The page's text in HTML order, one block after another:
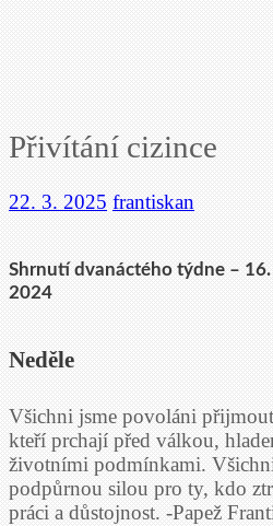
Přivítání cizince
22. 3. 2025 frantiskan
Shrnutí dvanáctého týdne –
2024
Neděle
Všichni jsme povoláni přijmout
kteří prchají před válkou,
životními podmínkami.
podpůrnou silou pro ty, kdo
práci a důstojnost. -Papež